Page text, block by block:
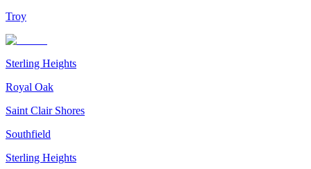
Troy
Sterling Heights
Royal Oak
Saint Clair Shores
Southfield
Sterling Heights